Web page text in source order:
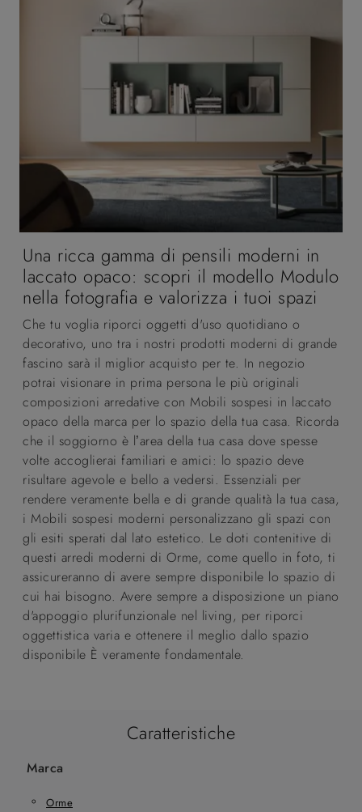
Una ricca gamma di pensili moderni in
laccato opaco: scopri il modello Modulo
nella fotografia e valorizza i tuoi spazi
Che tu voglia riporci oggetti d'uso quotidiano o
decorativo, uno tra i nostri prodotti moderni di grande
fascino sarà il miglior acquisto per te. In negozio
potrai visionare in prima persona le più originali
composizioni arredative con Mobili sospesi in laccato
opaco della marca per lo spazio della tua casa. Ricorda
che il soggiorno è l’area della tua casa dove spesse
volte accoglierai familiari e amici: lo spazio deve
risultare agevole e bello a vedersi. Essenziali per
rendere veramente bella e di grande qualità la tua casa,
i Mobili sospesi moderni personalizzano gli spazi con
gli esiti sperati dal lato estetico. Le doti contenitive di
questi arredi moderni di Orme, come quello in foto, ti
assicureranno di avere sempre disponibile lo spazio di
cui hai bisogno. Avere sempre a disposizione un piano
d'appoggio plurifunzionale nel living, per riporci
oggettistica varia e ottenere il meglio dallo spazio
disponibile È veramente fondamentale.
Caratteristiche
Marca
Orme